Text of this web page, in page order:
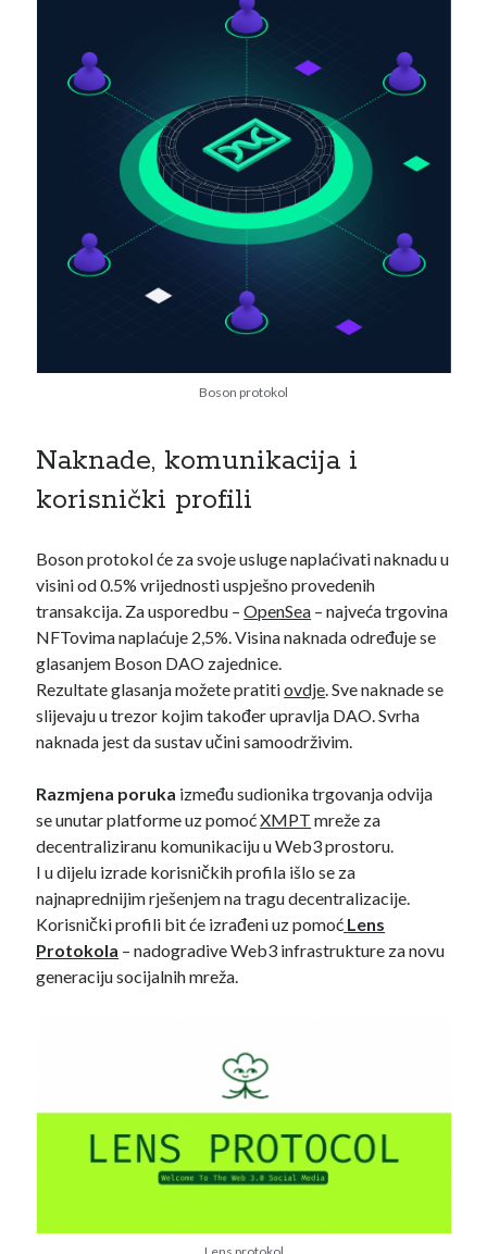
Boson protokol
Naknade, komunikacija i
korisnički profili
Boson protokol će za svoje usluge naplaćivati naknadu u
visini od 0.5% vrijednosti uspješno provedenih
transakcija. Za usporedbu –OpenSea – najveća trgovina
NFTovima naplaćuje 2,5%. Visina naknada određuje se
glasanjem Boson DAO zajednice.
Rezultate glasanja možete pratitiovdje. Sve naknade se
slijevaju u trezor kojim također upravlja DAO. Svrha
naknada jest da sustav učini samoodrživim.
Razmjena poruka između sudionika trgovanja odvija
se unutar platforme uz pomoćXMPT mreže za
decentraliziranu komunikaciju u Web3 prostoru.
I u dijelu izrade korisničkih profila išlo se za
najnaprednijim rješenjem na tragu decentralizacije.
Korisnički profili bit će izrađeni uz pomoć Lens
Protokola – nadogradive Web3 infrastrukture za novu
generaciju socijalnih mreža.